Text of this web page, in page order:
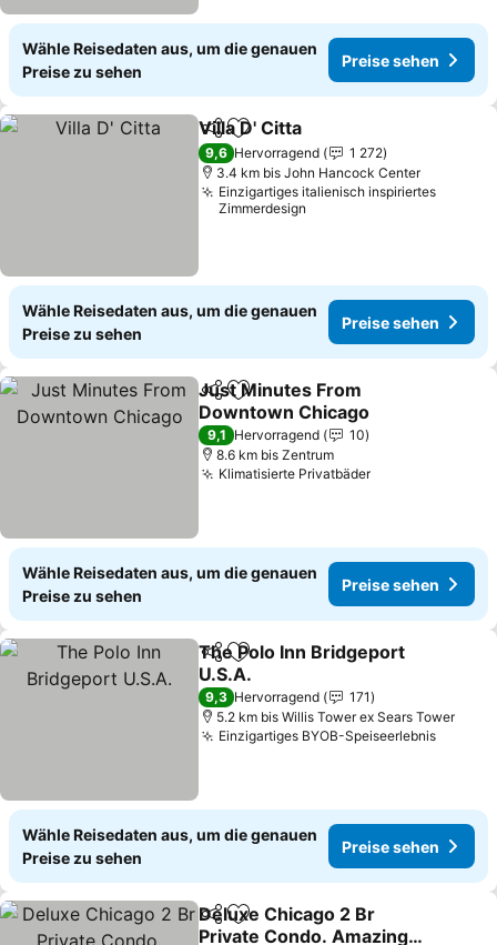
Wähle Reisedaten aus, um die genauen
Preise zu sehen
Preise sehen
TeilenZu Favoriten hinzufügen
Villa D' Citta
9,6 Hervorragend
1 272
3.4 km bis John Hancock Center
Einzigartiges italienisch inspiriertes
Zimmerdesign
Wähle Reisedaten aus, um die genauen
Preise zu sehen
Preise sehen
TeilenZu Favoriten hinzufügen
Just Minutes From
Downtown Chicago
9,1 Hervorragend
10
8.6 km bis Zentrum
Klimatisierte Privatbäder
Wähle Reisedaten aus, um die genauen
Preise zu sehen
Preise sehen
TeilenZu Favoriten hinzufügen
The Polo Inn Bridgeport
U.S.A.
9,3 Hervorragend
171
5.2 km bis Willis Tower ex Sears Tower
Einzigartiges BYOB-Speiseerlebnis
Wähle Reisedaten aus, um die genauen
Preise zu sehen
Preise sehen
TeilenZu Favoriten hinzufügen
Deluxe Chicago 2 Br
Private Condo. Amazing